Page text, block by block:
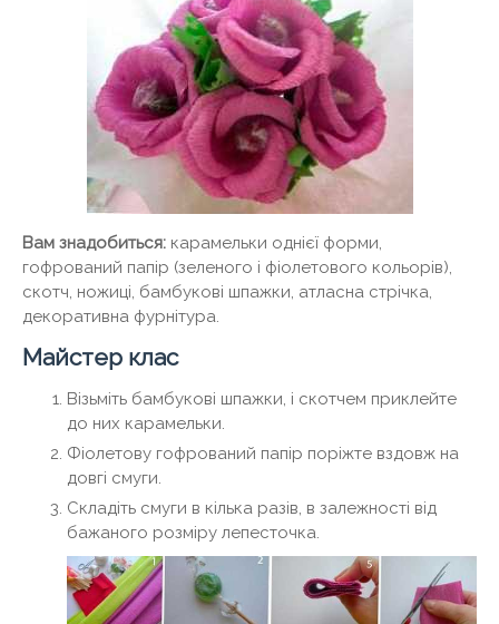
Вам знадобиться: карамельки однієї форми,
гофрований папір (зеленого і фіолетового кольорів),
скотч, ножиці, бамбукові шпажки, атласна стрічка,
декоративна фурнітура.
Майстер клас
Візьміть бамбукові шпажки, і скотчем приклейте
до них карамельки.
Фіолетову гофрований папір поріжте вздовж на
довгі смуги.
Складіть смуги в кілька разів, в залежності від
бажаного розміру лепесточка.